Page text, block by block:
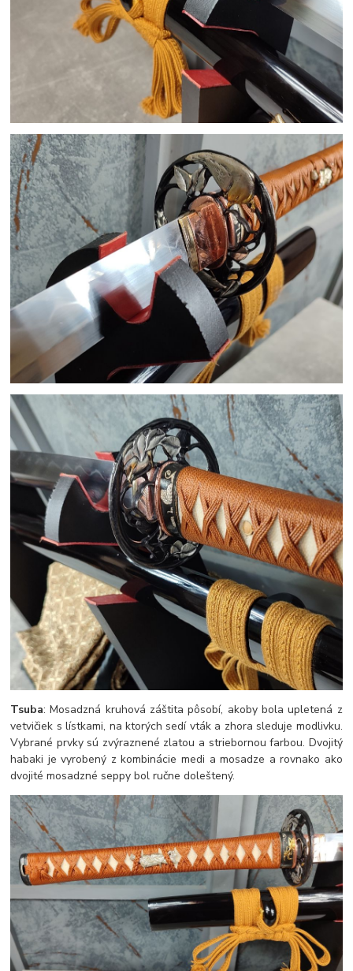
Tsuba: Mosadzná kruhová záštita pôsobí, akoby bola upletená z
vetvičiek s lístkami, na ktorých sedí vták a zhora sleduje modlivku.
Vybrané prvky sú zvýraznené zlatou a striebornou farbou. Dvojitý
habaki je vyrobený z kombinácie medi a mosadze a rovnako ako
dvojité mosadzné seppy bol ručne doleštený.